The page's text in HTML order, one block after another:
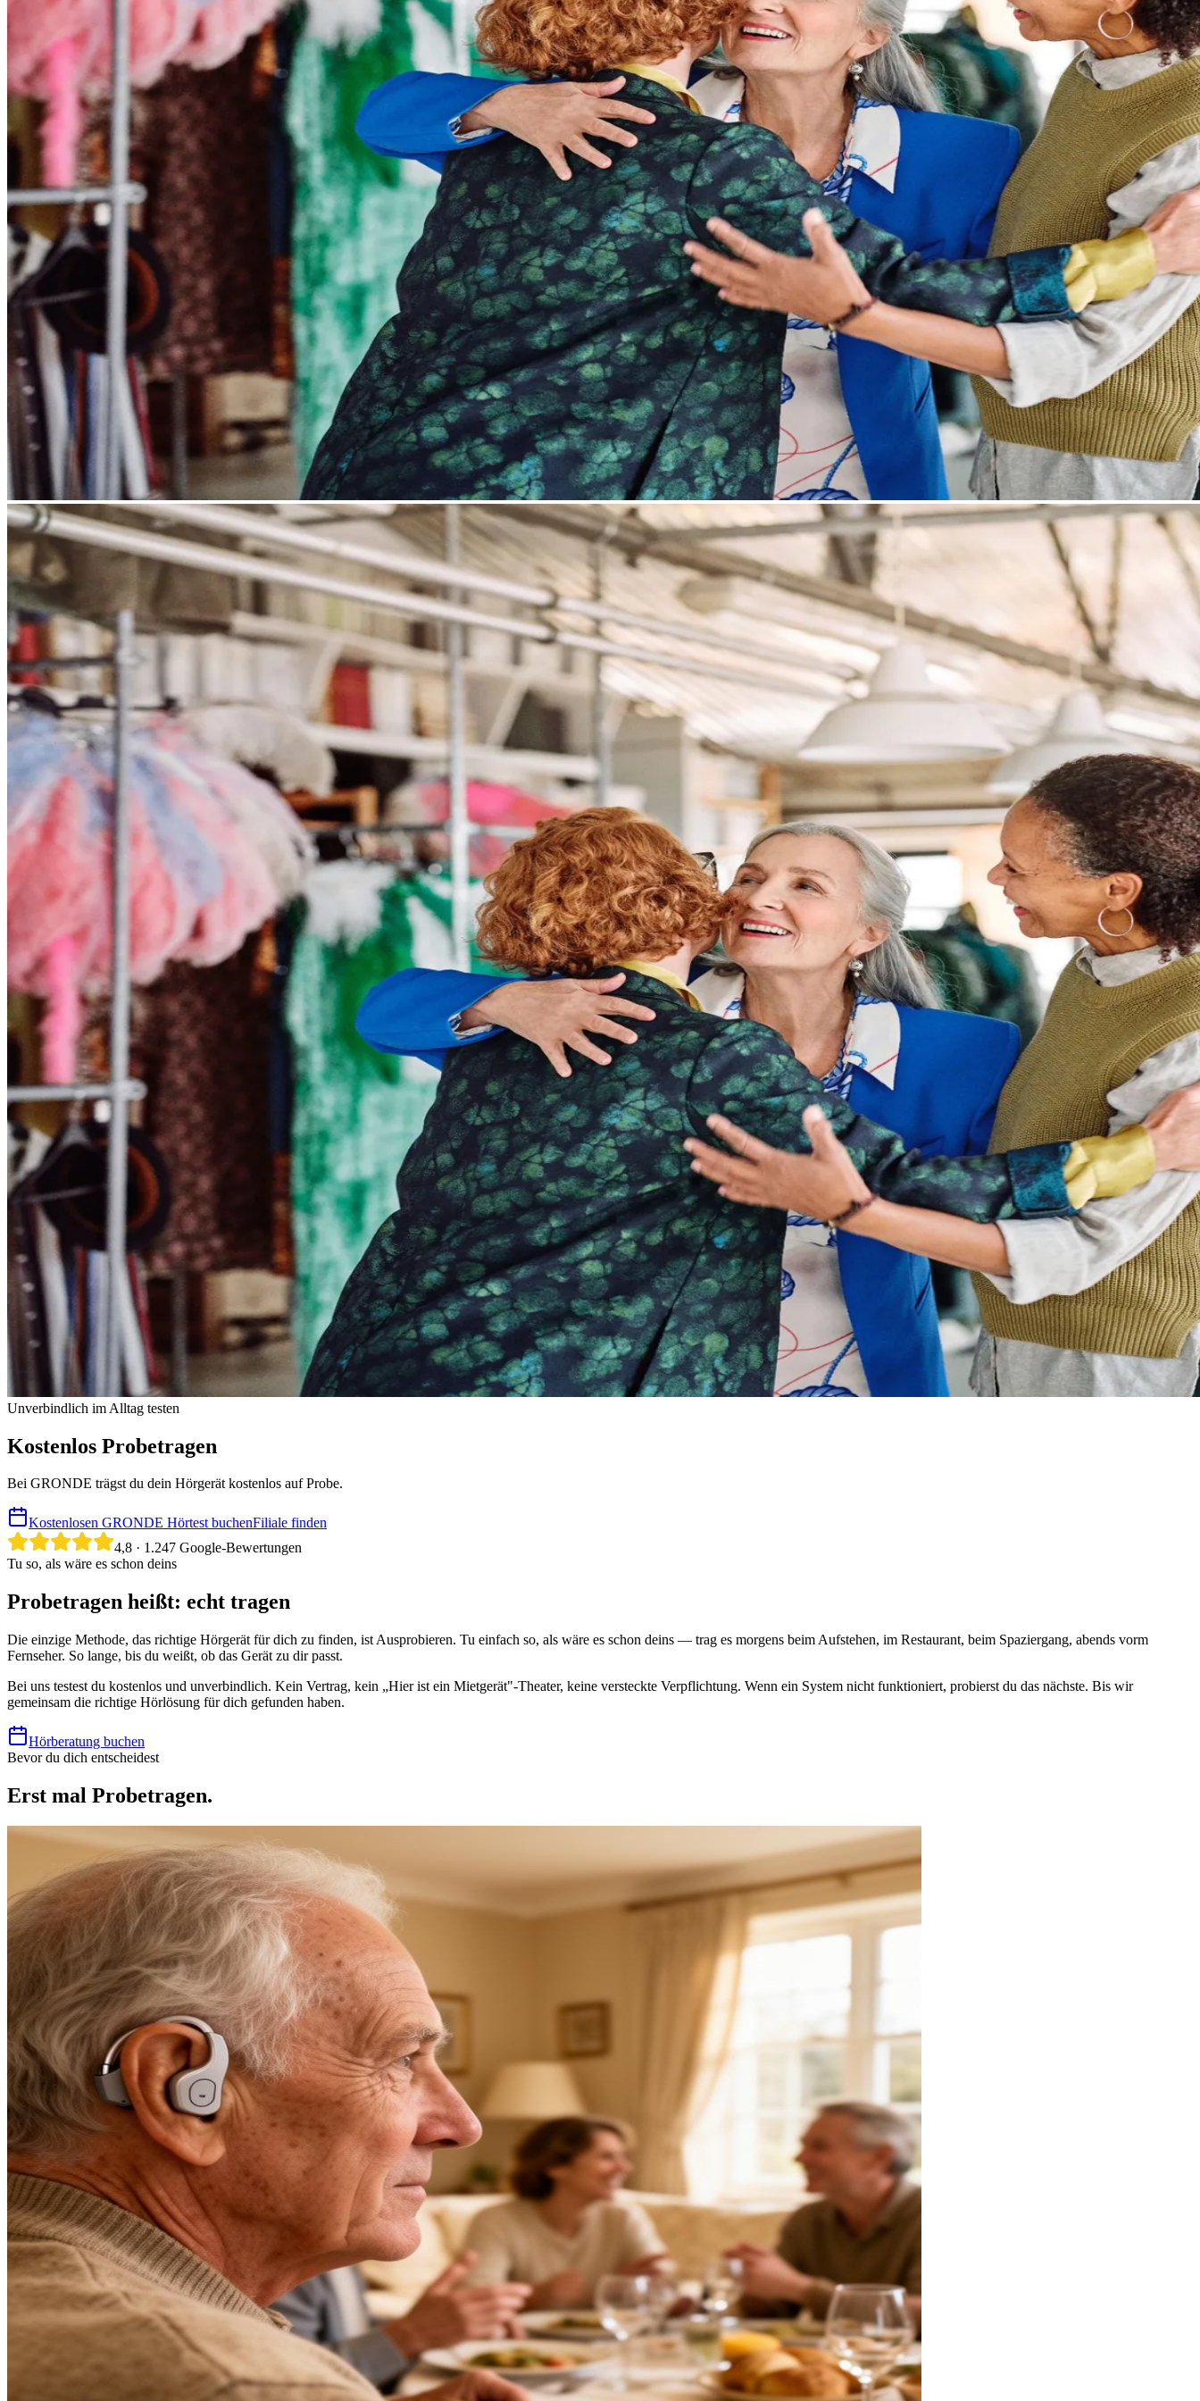
Unverbindlich im Alltag testen
Kostenlos Probetragen
Bei GRONDE trägst du dein Hörgerät kostenlos auf Probe.
Kostenlosen GRONDE Hörtest buchenFiliale finden
4,8 · 1.247 Google-Bewertungen
Tu so, als wäre es schon deins
Probetragen heißt: echt tragen
Die einzige Methode, das richtige Hörgerät für dich zu finden, ist Ausprobieren. Tu einfach so, als wäre es schon deins — trag es morgens beim Aufstehen, im Restaurant, beim Spaziergang, abends vorm
Fernseher. So lange, bis du weißt, ob das Gerät zu dir passt.
Bei uns testest du kostenlos und unverbindlich. Kein Vertrag, kein „Hier ist ein Mietgerät"-Theater, keine versteckte Verpflichtung. Wenn ein System nicht funktioniert, probierst du das nächste. Bis wir
gemeinsam die richtige Hörlösung für dich gefunden haben.
Hörberatung buchen
Bevor du dich entscheidest
Erst mal Probetragen.